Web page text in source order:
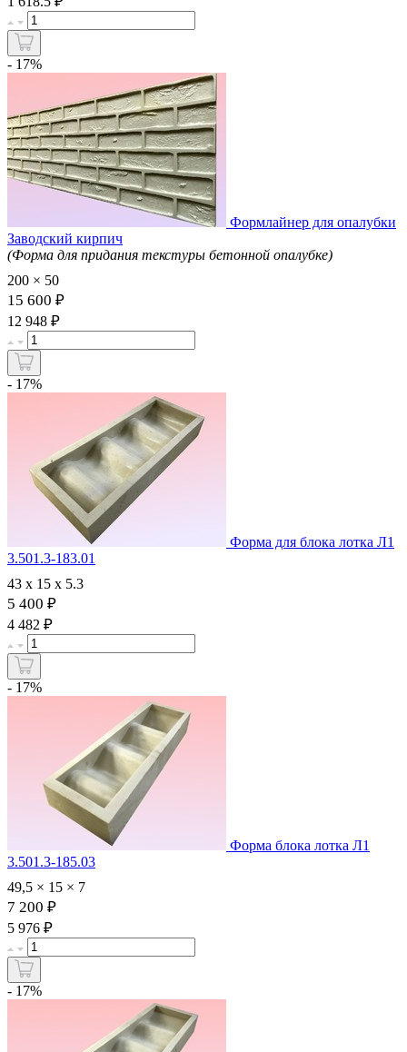
- 17%
Формлайнер для опалубки
Заводский кирпич
(Форма для придания текстуры бетонной опалубке)
200 × 50
15 600 ₽
12 948 ₽
- 17%
Форма для блока лотка Л1
3.501.3-183.01
43 х 15 х 5.3
5 400 ₽
4 482 ₽
- 17%
Форма блока лотка Л1
3.501.3-185.03
49,5 × 15 × 7
7 200 ₽
5 976 ₽
- 17%